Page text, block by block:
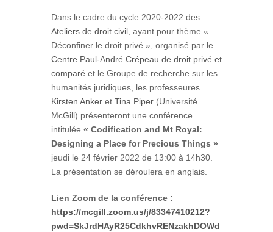
Dans le cadre du cycle 2020-2022 des
Ateliers de droit civil , ayant pour thème «
Déconfiner le droit privé », organisé par le
Centre Paul-André Crépeau de droit privé et
comparé et le Groupe de recherche sur les
humanités juridiques, les professeures
Kirsten Anker et Tina Piper (Université
McGill) présenteront une conférence
intitulée « Codification and Mt Royal:
Designing a Place for Precious Things »
jeudi le 24 février 2022 de 13:00 à 14h30.
La présentation se déroulera en anglais.
Lien Zoom de la conférence :
https://mcgill.zoom.us/j/83347410212?
pwd=SkJrdHAyR25CdkhvRENzakhDOWd